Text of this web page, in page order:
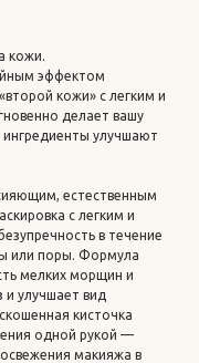
кожи.
эффектом
кожи» с легким и
делает вашу
улучшают
естественным
с легким и
в течение
или поры. Формула
мелких морщин и
и улучшает вид
кисточка
одной рукой —
макияжа в